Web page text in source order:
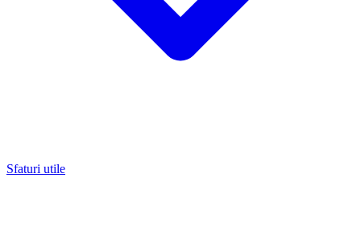
Sfaturi utile